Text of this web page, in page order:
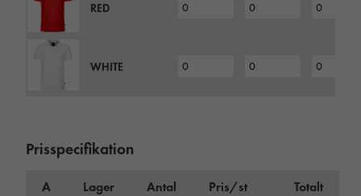
RED
WHITE
Prisspecifikation
A
Lager Antal Pris/st Totalt